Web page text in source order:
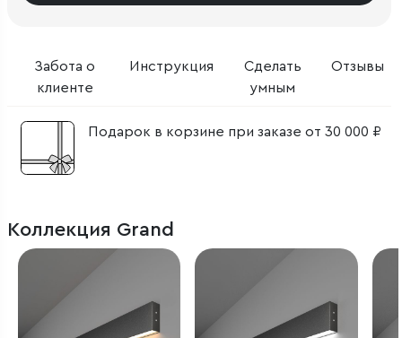
Забота о
клиенте
Инструкция
Сделать
умным
Отзывы
Подарок в корзине при заказе от 30 000 ₽
Коллекция Grand